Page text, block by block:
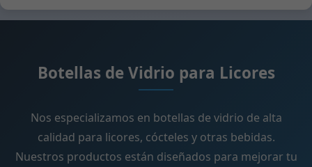
Botellas de Vidrio para Licores
Nos especializamos en botellas de vidrio de alta
calidad para licores, cócteles y otras bebidas.
Nuestros productos están diseñados para mejorar tu